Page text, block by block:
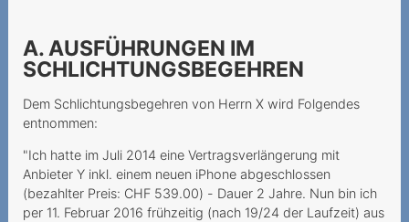
A. AUSFÜHRUNGEN IM
SCHLICHTUNGSBEGEHREN
Dem Schlichtungsbegehren von Herrn X wird Folgendes
entnommen:
"Ich hatte im Juli 2014 eine Vertragsverlängerung mit
Anbieter Y inkl. einem neuen iPhone abgeschlossen
(bezahlter Preis: CHF 539.00) - Dauer 2 Jahre. Nun bin ich
per 11. Februar 2016 frühzeitig (nach 19/24 der Laufzeit) aus
Le colis volé
Une option Roaming
Rückabwicklung des
Kaufvertrags aufgrund
Urteilsunfähigkeit